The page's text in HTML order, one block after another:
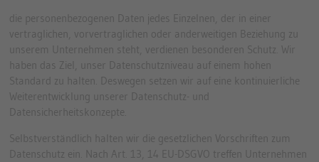
die personenbezogenen Daten jedes Einzelnen, der in einer
vertraglichen, vorvertraglichen oder anderweitigen Beziehung zu
unserem Unternehmen steht, verdienen besonderen Schutz. Wir
haben das Ziel, unser Datenschutzniveau auf einem hohen
Standard zu halten. Deswegen setzen wir auf eine kontinuierliche
Weiterentwicklung unserer Datenschutz- und
Datensicherheitskonzepte.
Selbstverständlich halten wir die gesetzlichen Vorschriften zum
Datenschutz ein. Nach Art. 13, 14 EU-DSGVO treffen Unternehmen